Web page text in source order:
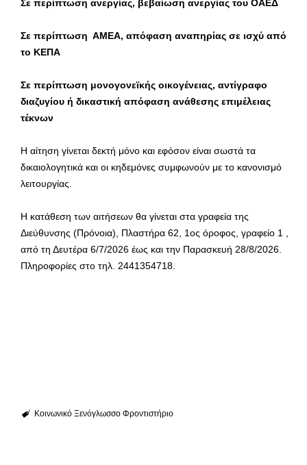
Σε περίπτωση ανεργίας, βεβαίωση ανεργίας του ΟΑΕΔ
Σε περίπτωση ΑΜΕΑ, απόφαση αναπηρίας σε ισχύ από
το ΚΕΠΑ
Σε περίπτωση μονογονεϊκής οικογένειας, αντίγραφο
διαζυγίου ή δικαστική απόφαση ανάθεσης επιμέλειας
τέκνων
Η αίτηση γίνεται δεκτή μόνο και εφόσον είναι σωστά τα
δικαιολογητικά και οι κηδεμόνες συμφωνούν με το κανονισμό
λειτουργίας.
Η κατάθεση των αιτήσεων θα γίνεται στα γραφεία της
Διεύθυνσης (Πρόνοια), Πλαστήρα 62, 1ος όροφος, γραφείο 1 ,
από τη Δευτέρα 6/7/2026 έως και την Παρασκευή 28/8/2026.
Πληροφορίες στο τηλ. 2441354718.
Κοινωνικό Ξενόγλωσσο Φροντιστήριο